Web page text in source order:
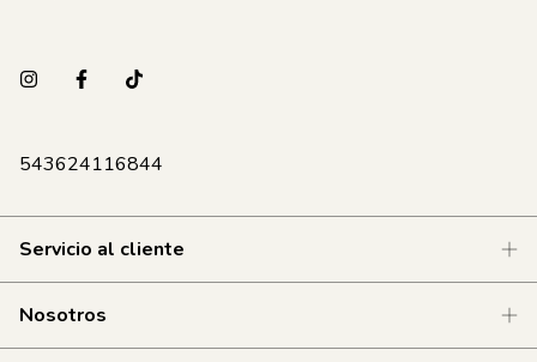
543624116844
Servicio al cliente
Nosotros